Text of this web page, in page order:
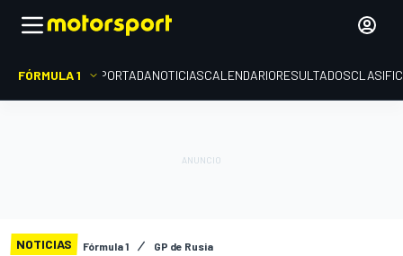
FÓRMULA 1 PORTADANOTICIASCALENDARIORESULTADOS
NOTICIAS Fórmula 1 GP de Rusia